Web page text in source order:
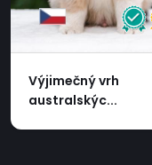
Výjimečný vrh
australskýc...